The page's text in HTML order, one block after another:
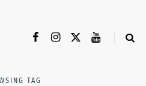
TAG